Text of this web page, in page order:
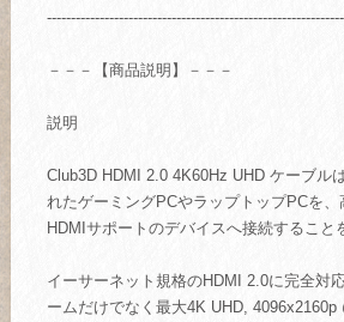
－－－【商品説明】－－－
説明
Club3D HDMI 2.0 4K60Hz UHD ケーブル
れたゲーミングPCやラップトップPCを
HDMIサポートのデバイスへ接続すること
イーサーネット規格のHDMI 2.0に完全対
ームだけでなく最大4K UHD, 4096x2160p